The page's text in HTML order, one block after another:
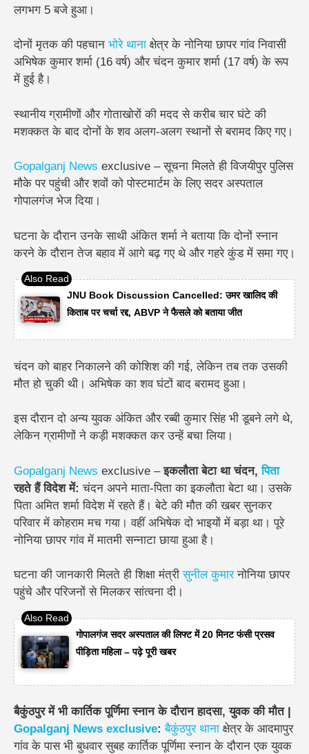
लगभग 5 बजे हुआ।
दोनों मृतक की पहचान भोरे थाना क्षेत्र केनोनिया छापर गांवनिवासी
अभिषेक कुमार शर्मा (16 वर्ष) औरचंदन कुमार शर्मा (17 वर्ष) के रूप
में हुई है।
स्थानीय ग्रामीणों और गोताखोरों की मदद से करीब चार घंटे की
मशक्कत के बाद दोनों के शव अलग-अलग स्थानों से बरामद किए गए।
Gopalganj News exclusive – सूचना मिलते ही विजयीपुर पुलिस
मौके पर पहुंची और शवों को पोस्टमार्टम के लिए सदर अस्पताल
गोपालगंज भेज दिया।
घटना के दौरान उनके साथी अंकित शर्मा ने बताया कि दोनों स्नान
करने के दौरान तेज बहाव में आगे बढ़ गए थे और गहरे कुंड में समा गए।
JNU Book Discussion Cancelled: उमर खालिद की
किताब पर चर्चा रद्द, ABVP ने फैसले को बताया जीत
चंदन को बाहर निकालने की कोशिश की गई, लेकिन तब तक उसकी
मौत हो चुकी थी। अभिषेक का शव घंटों बाद बरामद हुआ।
इस दौरान दो अन्य युवक अंकित और रब्बी कुमार सिंह भी डूबने लगे थे,
लेकिन ग्रामीणों ने कड़ी मशक्कत कर उन्हें बचा लिया।
Gopalganj News exclusive –इकलौता बेटा था चंदन,पिता
रहते हैं विदेश में:चंदन अपने माता-पिता का इकलौता बेटा था। उसके
पिता अमित शर्मा विदेश में रहते हैं। बेटे की मौत की खबर सुनकर
परिवार में कोहराम मच गया। वहीं अभिषेक दो भाइयों में बड़ा था। पूरे
नोनिया छापर गांव में मातमी सन्नाटा छाया हुआ है।
घटना की जानकारी मिलते ही शिक्षा मंत्रीसुनील कुमारनोनिया छापर
पहुंचे और परिजनों से मिलकर सांत्वना दी।
गोपालगंज सदर अस्पताल की लिफ्ट में 20 मिनट फंसी प्रसव
पीड़िता महिला – पढ़े पूरी खबर
बैकुंठपुर में भी कार्तिक पूर्णिमा स्नान के दौरान हादसा, युवक की मौत |
Gopalganj News exclusive:बैकुंठपुर थाना क्षेत्र के आदमापुर
गांवके पास भी बुधवार सुबह कार्तिक पूर्णिमा स्नान के दौरान एक युवक